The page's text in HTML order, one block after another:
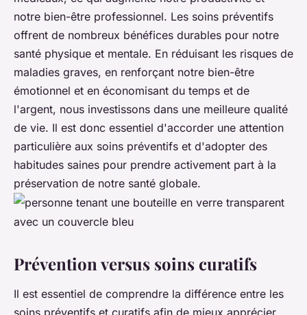
notre bien-être professionnel. Les soins préventifs
offrent de nombreux bénéfices durables pour notre
santé physique et mentale. En réduisant les risques de
maladies graves, en renforçant notre bien-être
émotionnel et en économisant du temps et de
l'argent, nous investissons dans une meilleure qualité
de vie. Il est donc essentiel d'accorder une attention
particulière aux soins préventifs et d'adopter des
habitudes saines pour prendre activement part à la
préservation de notre santé globale.
Prévention versus soins curatifs
Il est essentiel de comprendre la différence entre les